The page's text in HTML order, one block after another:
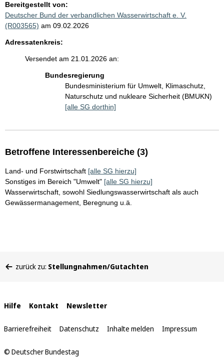
Bereitgestellt von:
Deutscher Bund der verbandlichen Wasserwirtschaft e. V.
(R003565) am 09.02.2026
Adressatenkreis:
Versendet am 21.01.2026 an:
Bundesregierung
Bundesministerium für Umwelt, Klimaschutz,
Naturschutz und nukleare Sicherheit (BMUKN)
[alle SG dorthin]
Betroffene Interessenbereiche (3)
Land- und Forstwirtschaft [alle SG hierzu]
Sonstiges im Bereich "Umwelt" [alle SG hierzu]
Wasserwirtschaft, sowohl Siedlungswasserwirtschaft als auch
Gewässermanagement, Beregnung u.ä.
befinden
zurück zu: Stellungnahmen/Gutachten
Interne
Links
Hilfe Kontakt Newsletter
Barrierefreiheit Datenschutz Inhalte melden Impressum
© Deutscher Bundestag